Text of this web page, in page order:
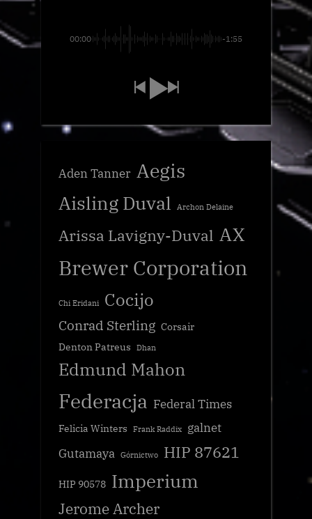
00:00 -1:55
Aden Tanner Aegis
Aisling Duval Archon Delaine
Arissa Lavigny-Duval AX
Brewer Corporation
Chi Eridani Cocijo
Conrad Sterling Corsair
Denton Patreus
Dhan
Edmund Mahon
Federacja Federal Times
Felicia Winters Frank Raddix
galnet
Gutamaya Górnictwo HIP 87621
HIP 90578 Imperium
Jerome Archer